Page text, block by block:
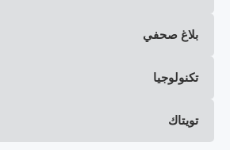
بلاغ صحفي
تكنولوجيا
تويتاك